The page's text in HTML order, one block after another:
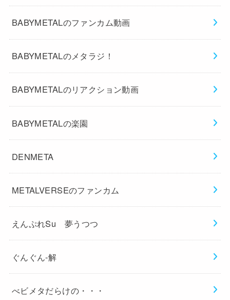
BABYMETALのファンカム動画
BABYMETALのメタラジ！
BABYMETALのリアクション動画
BABYMETALの楽園
DENMETA
METALVERSEのファンカム
えんぷれSu 夢うつつ
ぐんぐん-解
べビメタだらけの・・・